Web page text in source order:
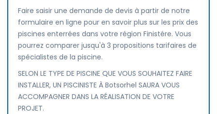
Faire saisir une demande de devis à partir de notre
formulaire en ligne pour en savoir plus sur les prix des
piscines enterrées dans votre région Finistére. Vous
pourrez comparer jusqu'à 3 propositions tarifaires de
spécialistes de la piscine.
SELON LE TYPE DE PISCINE QUE VOUS SOUHAITEZ FAIRE
INSTALLER, UN PISCINISTE À Botsorhel SAURA VOUS
ACCOMPAGNER DANS LA RÉALISATION DE VOTRE
PROJET.